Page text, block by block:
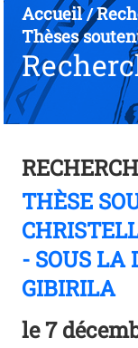
Accueil/
Thèses
THÈSE
- SOUS LA
GIBIRILA
le7